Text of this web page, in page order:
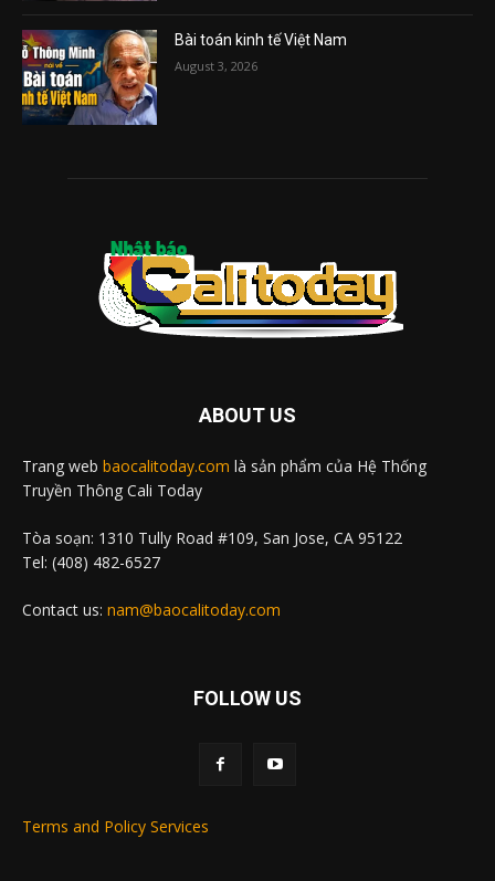
Bài toán kinh tế Việt Nam
August 3, 2026
ABOUT US
Trang web baocalitoday.com là sản phẩm của Hệ Thống
Truyền Thông Cali Today
Tòa soạn: 1310 Tully Road #109, San Jose, CA 95122
Tel: (408) 482-6527
Contact us: nam@baocalitoday.com
FOLLOW US
Terms and Policy Services